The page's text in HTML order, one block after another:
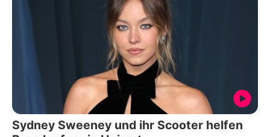
Sydney Sweeney und ihr Scooter helfen